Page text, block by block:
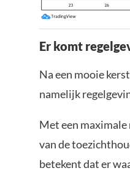
Er komt
Na een mooie
namelijk
Met een
van de
betekent dat er